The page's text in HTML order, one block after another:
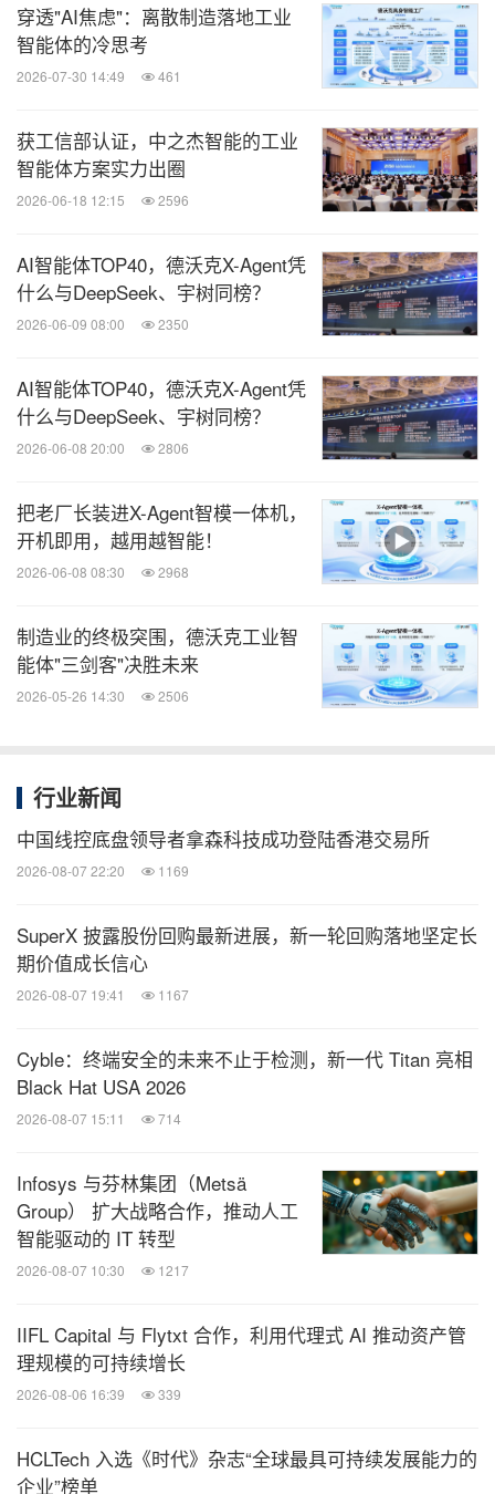
穿透"AI焦虑"：离散制造落地工业
智能体的冷思考
2026-07-30 14:49 461
获工信部认证，中之杰智能的工业
智能体方案实力出圈
2026-06-18 12:15 2596
AI智能体TOP40，德沃克X-Agent凭
什么与DeepSeek、宇树同榜？
2026-06-09 08:00 2350
AI智能体TOP40，德沃克X-Agent凭
什么与DeepSeek、宇树同榜？
2026-06-08 20:00 2806
把老厂长装进X-Agent智模一体机，
开机即用，越用越智能！
2026-06-08 08:30 2968
制造业的终极突围，德沃克工业智
能体"三剑客"决胜未来
2026-05-26 14:30 2506
行业新闻
中国线控底盘领导者拿森科技成功登陆香港交易所
2026-08-07 22:20 1169
SuperX 披露股份回购最新进展，新一轮回购落地坚定长
期价值成长信心
2026-08-07 19:41 1167
Cyble：终端安全的未来不止于检测，新一代 Titan 亮相
Black Hat USA 2026
2026-08-07 15:11 714
Infosys 与芬林集团（Metsä
Group） 扩大战略合作，推动人工
智能驱动的 IT 转型
2026-08-07 10:30 1217
IIFL Capital 与 Flytxt 合作，利用代理式 AI 推动资产管
理规模的可持续增长
2026-08-06 16:39 339
HCLTech 入选《时代》杂志“全球最具可持续发展能力的
企业”榜单